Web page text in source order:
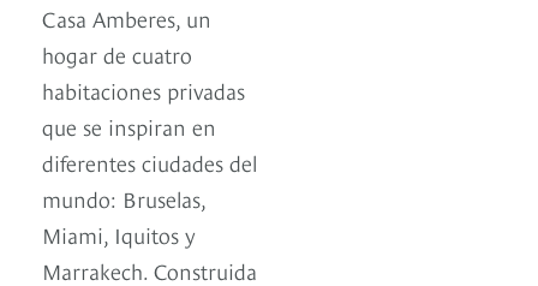
Casa Amberes, un
hogar de cuatro
habitaciones privadas
que se inspiran en
diferentes ciudades del
mundo: Bruselas,
Miami, Iquitos y
Marrakech. Construida